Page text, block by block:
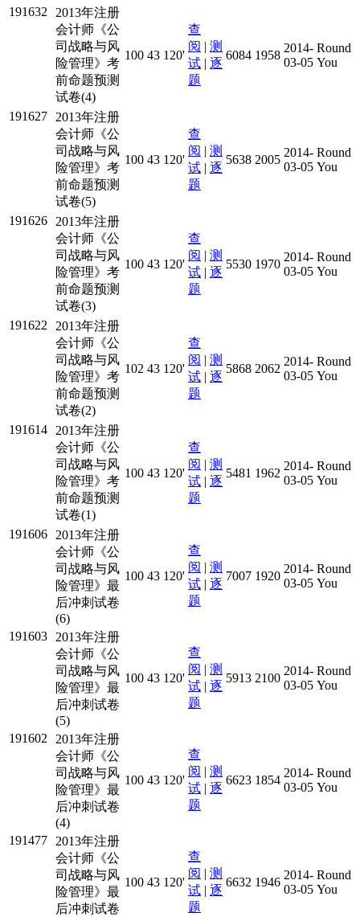
191632
2013年注册
会计师《公
司战略与风
险管理》考
前命题预测
试卷(4)
100 43 120'
查
阅 | 测
试 | 逐
题
6084 1958
2014-
03-05
Round
You
191627
2013年注册
会计师《公
司战略与风
险管理》考
前命题预测
试卷(5)
100 43 120'
查
阅 | 测
试 | 逐
题
5638 2005
2014-
03-05
Round
You
191626
2013年注册
会计师《公
司战略与风
险管理》考
前命题预测
试卷(3)
100 43 120'
查
阅 | 测
试 | 逐
题
5530 1970
2014-
03-05
Round
You
191622
2013年注册
会计师《公
司战略与风
险管理》考
前命题预测
试卷(2)
102 43 120'
查
阅 | 测
试 | 逐
题
5868 2062
2014-
03-05
Round
You
191614
2013年注册
会计师《公
司战略与风
险管理》考
前命题预测
试卷(1)
100 43 120'
查
阅 | 测
试 | 逐
题
5481 1962
2014-
03-05
Round
You
191606
2013年注册
会计师《公
司战略与风
险管理》最
后冲刺试卷
(6)
100 43 120'
查
阅 | 测
试 | 逐
题
7007 1920
2014-
03-05
Round
You
191603
2013年注册
会计师《公
司战略与风
险管理》最
后冲刺试卷
(5)
100 43 120'
查
阅 | 测
试 | 逐
题
5913 2100
2014-
03-05
Round
You
191602
2013年注册
会计师《公
司战略与风
险管理》最
后冲刺试卷
(4)
100 43 120'
查
阅 | 测
试 | 逐
题
6623 1854
2014-
03-05
Round
You
191477
2013年注册
会计师《公
司战略与风
险管理》最
后冲刺试卷
100 43 120'
查
阅 | 测
试 | 逐
题
6632 1946
2014-
03-05
Round
You